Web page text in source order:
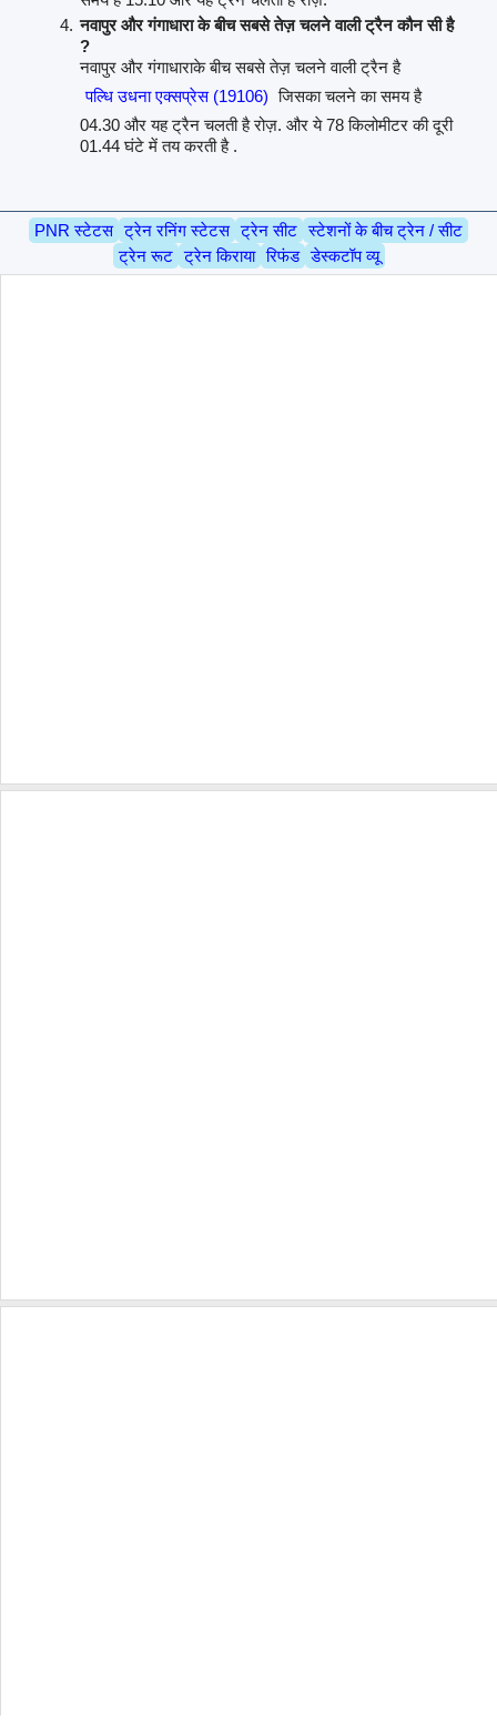
नवापुर और गंगाधारा के बीच सबसे तेज़ चलने वाली ट्रैन कौन सी है
?
नवापुर और गंगाधाराके बीच सबसे तेज़ चलने वाली ट्रैन है
पल्धि उधना एक्सप्रेस (19106) जिसका चलने का समय है
04.30 और यह ट्रैन चलती है रोज़. और ये 78 किलोमीटर की दूरी
01.44 घंटे में तय करती है .
PNR स्टेटस ट्रेन रनिंग स्टेटस ट्रेन सीट स्टेशनों के बीच ट्रेन / सीट
ट्रेन रूट ट्रेन किराया रिफंड डेस्कटॉप व्यू